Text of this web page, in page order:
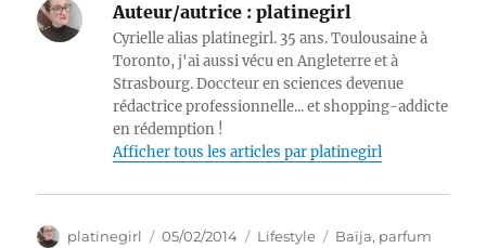
Auteur/autrice : platinegirl
Cyrielle alias platinegirl. 35 ans. Toulousaine à
Toronto, j'ai aussi vécu en Angleterre et à
Strasbourg. Doccteur en sciences devenue
rédactrice professionnelle... et shopping-addicte
en rédemption !
Afficher tous les articles par platinegirl
Auteur
platinegirl
Publié
05/02/2014 Catégories
Lifestyle Étiquettes
Baïja, parfum